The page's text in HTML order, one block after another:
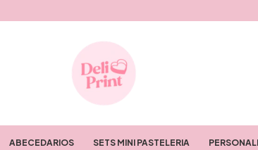
ABECEDARIOS SETS MINI PASTELERIA